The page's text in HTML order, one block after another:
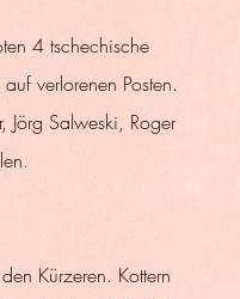
4 tschechische
verlorenen Posten.
Jörg Salweski, Roger
Kürzeren. Kottern